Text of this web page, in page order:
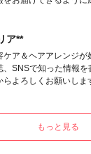
ア**
ケア＆ヘアアレンジ
、SNSで知った情報
らよろしくお願いしま
もっと見る